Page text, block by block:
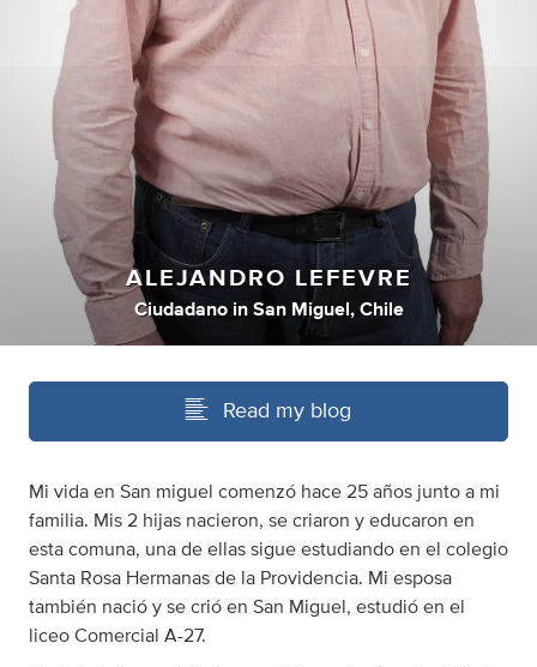
ALEJANDRO LEFEVRE
Ciudadano in San Miguel, Chile
Read my blog
Mi vida en San miguel comenzó hace 25 años junto a mi
familia. Mis 2 hijas nacieron, se criaron y educaron en
esta comuna, una de ellas sigue estudiando en el colegio
Santa Rosa Hermanas de la Providencia. Mi esposa
también nació y se crió en San Miguel, estudió en el
liceo Comercial A-27.